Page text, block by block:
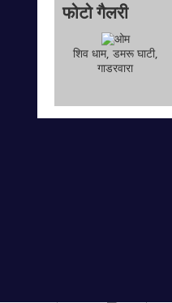
फोटो गैलरी
शिव धाम, डमरू घाटी,
गाडरवारा